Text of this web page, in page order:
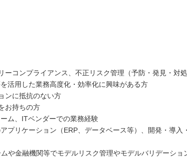
ーコンプライアンス、不正リスク管理（予防・発見・対
活用した業務高度化・効率化に興味がある方
ンに抵抗のない方
お持ちの方
ム、ITベンダーでの業務経験
プリケーション（ERP、データベース等）、開発・導入
や金融機関等でモデルリスク管理やモデルバリデーショ